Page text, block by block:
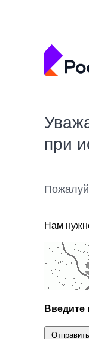
при
Нам
Введите
Отправить